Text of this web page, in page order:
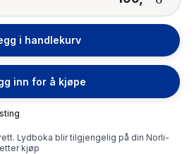
i handlekurv
inn for å kjøpe
Lydboka blir tilgjengelig på din Norli-
kjøp